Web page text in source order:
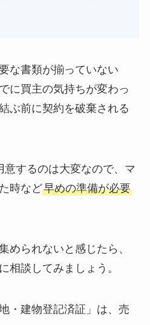
な書類が揃っていない
に買主の気持ちが変わっ
ぶ前に契約を破棄される
意するのは大変なので、マ
時など早めの準備が必要
められないと感じたら、
相談してみましょう。
・建物登記済証」は、売